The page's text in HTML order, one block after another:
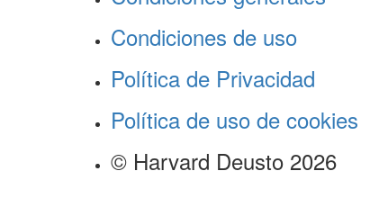
Condiciones de uso
Política de Privacidad
Política de uso de cookies
© Harvard Deusto 2026